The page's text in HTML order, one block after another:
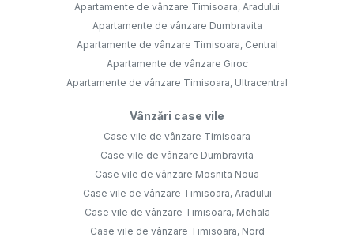
Apartamente de vânzare Timisoara, Aradului
Apartamente de vânzare Dumbravita
Apartamente de vânzare Timisoara, Central
Apartamente de vânzare Giroc
Apartamente de vânzare Timisoara, Ultracentral
Vânzări case vile
Case vile de vânzare Timisoara
Case vile de vânzare Dumbravita
Case vile de vânzare Mosnita Noua
Case vile de vânzare Timisoara, Aradului
Case vile de vânzare Timisoara, Mehala
Case vile de vânzare Timisoara, Nord